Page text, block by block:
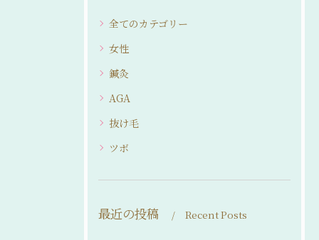
全てのカテゴリー
女性
鍼灸
AGA
抜け毛
ツボ
最近の投稿 Recent Posts